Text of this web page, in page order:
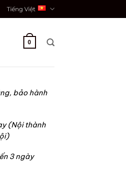
Tiếng Việt
0
bảo hành
(Nội thành
3 ngày